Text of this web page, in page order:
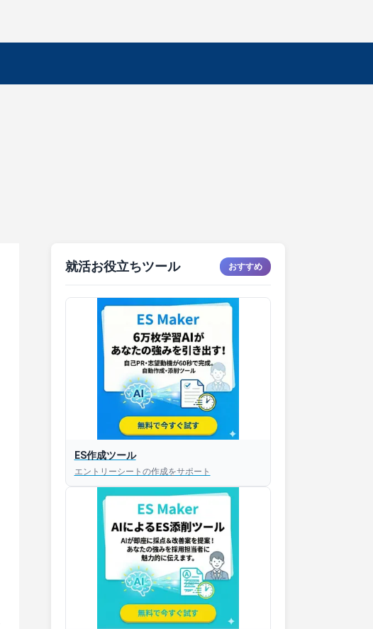
就活お役立ちツール おすすめ
ES作成ツール
エントリーシートの作成をサポート